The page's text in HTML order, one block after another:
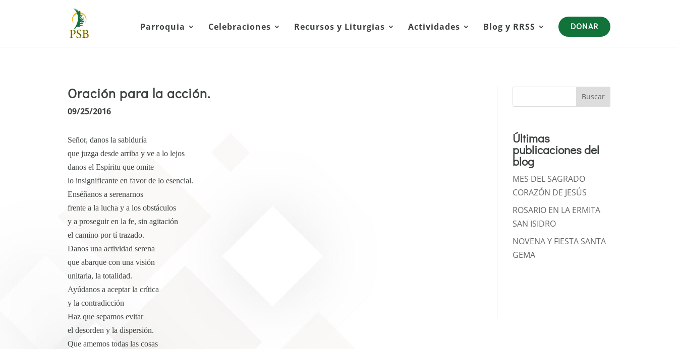
Parroquia Celebraciones Recursos y Liturgias Actividades Blog y RRSS DONAR
Oración para la acción.
09/25/2016
Señor, danos la sabiduría
que juzga desde arriba y ve a lo lejos
danos el Espíritu que omite
lo insignificante en favor de lo esencial.
Enséñanos a serenarnos
frente a la lucha y a los obstáculos
y a proseguir en la fe, sin agitación
el camino por tí trazado.
Danos una actividad serena
que abarque con una visión
unitaria, la totalidad.
Ayúdanos a aceptar la crítica
y la contradicción
Haz que sepamos evitar
el desorden y la dispersión.
Que amemos todas las cosas
Buscar
Últimas
publicaciones del
blog
MES DEL SAGRADO
CORAZÓN DE JESÚS
ROSARIO EN LA ERMITA
SAN ISIDRO
NOVENA Y FIESTA SANTA
GEMA